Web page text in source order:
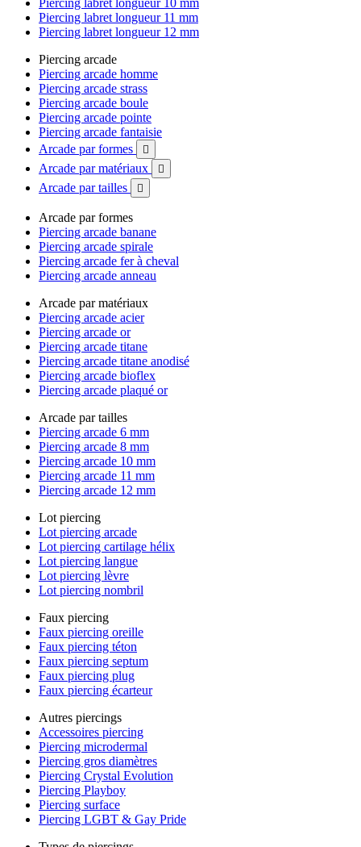
Piercing labret longueur 10 mm
Piercing labret longueur 11 mm
Piercing labret longueur 12 mm
Piercing arcade
Piercing arcade homme
Piercing arcade strass
Piercing arcade boule
Piercing arcade pointe
Piercing arcade fantaisie
Arcade par formes

Arcade par matériaux 
Arcade par tailles 
Arcade par formes
Piercing arcade banane
Piercing arcade spirale
Piercing arcade fer à cheval
Piercing arcade anneau
Arcade par matériaux
Piercing arcade acier
Piercing arcade or
Piercing arcade titane
Piercing arcade titane anodisé
Piercing arcade bioflex
Piercing arcade plaqué or
Arcade par tailles
Piercing arcade 6 mm
Piercing arcade 8 mm
Piercing arcade 10 mm
Piercing arcade 11 mm
Piercing arcade 12 mm
Lot piercing
Lot piercing arcade
Lot piercing cartilage hélix
Lot piercing langue
Lot piercing lèvre
Lot piercing nombril
Faux piercing
Faux piercing oreille
Faux piercing téton
Faux piercing septum
Faux piercing plug
Faux piercing écarteur
Autres piercings
Accessoires piercing
Piercing microdermal
Piercing gros diamètres
Piercing Crystal Evolution
Piercing Playboy
Piercing surface
Piercing LGBT & Gay Pride